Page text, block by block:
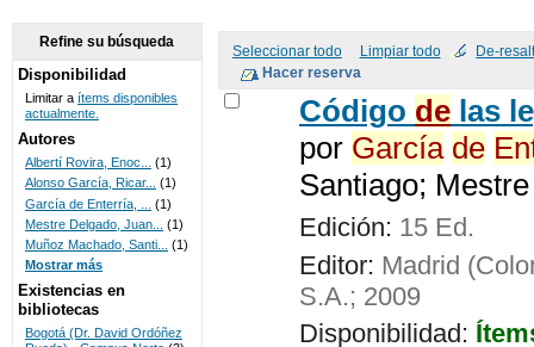
DE
BIBLIOTECAS
UNICOC
Seleccionar todo Limpiar todo De-
Código delas
por García de
Santiago;
Edición: 15 Ed.
Editor: Madrid
S.A.; 2009
Disponibilidad:
Refine su búsqueda
Disponibilidad
Limitar a ítems disponibles
actualmente.
Autores
Albertí Rovira, Enoc...
(1)
Alonso García, Ricar... (1)
García de Enterría, ...
(1)
Mestre Delgado, Juan...
(1)
Muñoz Machado, Santi...
(1)
Mostrar más
Existencias en
bibliotecas
Bogotá (Dr. David Ordóñez